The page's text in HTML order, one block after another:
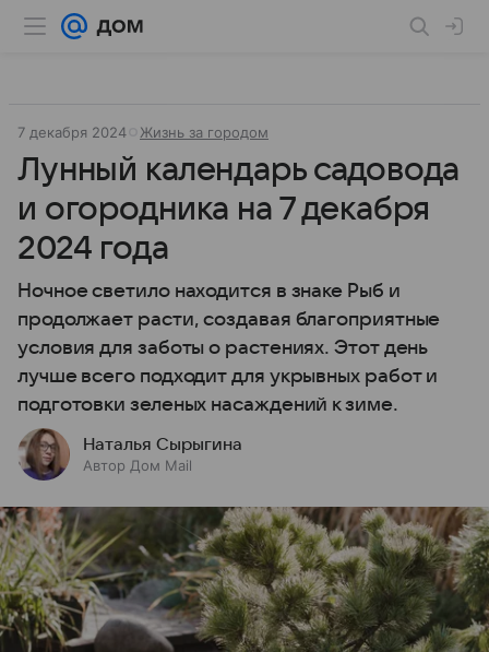
7 декабря 2024 Жизнь за городом
Лунный календарь садовода
и огородника на 7 декабря
2024 года
Ночное светило находится в знаке Рыб и
продолжает расти, создавая благоприятные
условия для заботы о растениях. Этот день
лучше всего подходит для укрывных работ и
подготовки зеленых насаждений к зиме.
Наталья Сырыгина
Автор Дом Mail